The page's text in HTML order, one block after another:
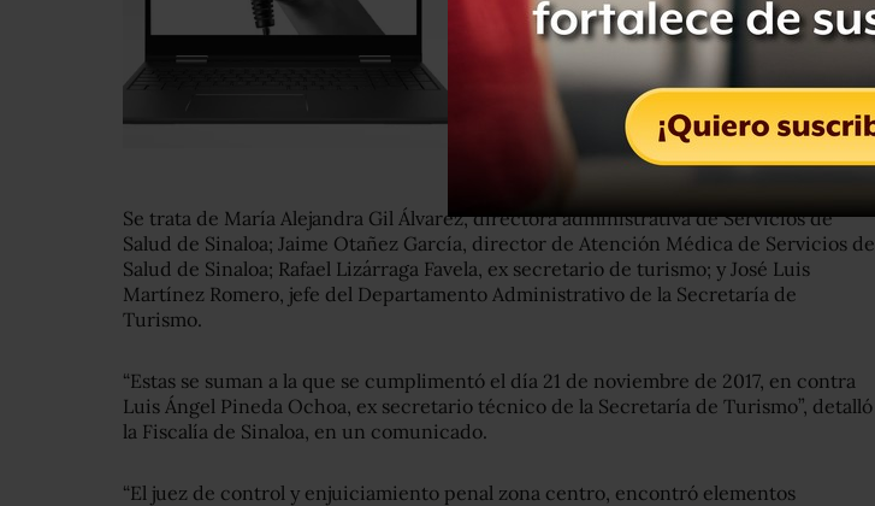
Se trata de María Alejandra Gil Álvarez, directora administrativa de Servicios de
Salud de Sinaloa; Jaime Otañez García, director de Atención Médica de Servicios de
Salud de Sinaloa; Rafael Lizárraga Favela, ex secretario de turismo; y José Luis
Martínez Romero, jefe del Departamento Administrativo de la Secretaría de
Turismo.
“Estas se suman a la que se cumplimentó el día 21 de noviembre de 2017, en contra
Luis Ángel Pineda Ochoa, ex secretario técnico de la Secretaría de Turismo”, detalló
la Fiscalía de Sinaloa, en un comunicado.
“El juez de control y enjuiciamiento penal zona centro, encontró elementos